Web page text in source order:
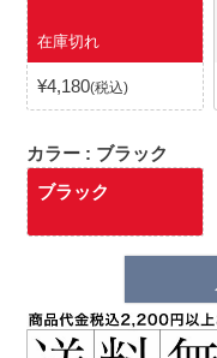
在庫切れ
¥4,180 税込
カラー
ブラック
ブラック